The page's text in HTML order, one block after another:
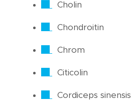
Cholin
Chondroitin
Chrom
Citicolin
Cordiceps sinensis